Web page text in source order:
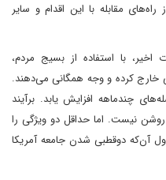
مقابله با این اقدام و سایر
اخیر، با استفاده از بسیج مردم،
خارج کرده و وجه همگانی می‌دهند.
چندماهه افزایش یابد. برآیند
روشن نیست. اما حداقل دو ویژگی را
آن‌که دوقطبی شدن جامعه آمریکا